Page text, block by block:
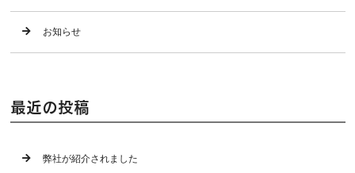
お知らせ
最近の投稿
弊社が紹介されました